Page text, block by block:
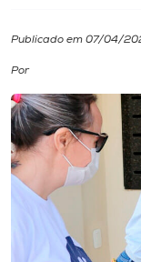
Cultura
CPA
Biblioteca
Editora
Publicado em 07/04/
Por